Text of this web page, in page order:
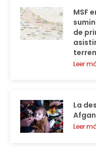
MSF
de
Leer
La
Leer